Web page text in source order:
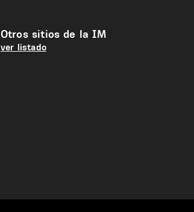
Otros sitios de la IM
ver listado